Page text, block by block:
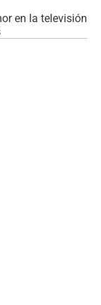
en la televisión